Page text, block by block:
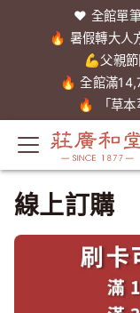
❤️ 全館單
🔥 暑假轉大人
💪父親
🔥 全館滿
🔥 「草本
線上訂購